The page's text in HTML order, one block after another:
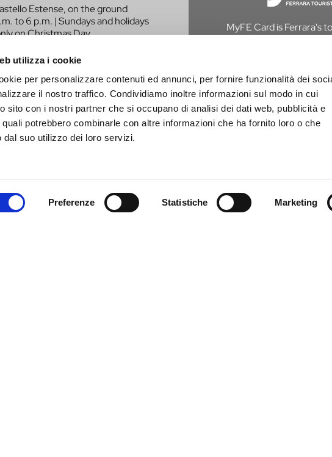
utilizza i cookie
per personalizzare contenuti ed annunci, per fornire funzionalità dei
il nostro traffico. Condividiamo inoltre informazioni sul modo in cui
sito con i nostri partner che si occupano di analisi dei dati web, pubblicità e
potrebbero combinarle con altre informazioni che ha fornito loro o che
dal suo utilizzo dei loro servizi.
Preferenze Statistiche Marketing
Estense, on the ground
to 6 p.m. | Sundays and holidays
on Christmas Day.
419190
YOU LIKE TO BE
PROJECT?
MyFE Card is Ferrara's
in Ferrara, you are
DISCOVER MYFE